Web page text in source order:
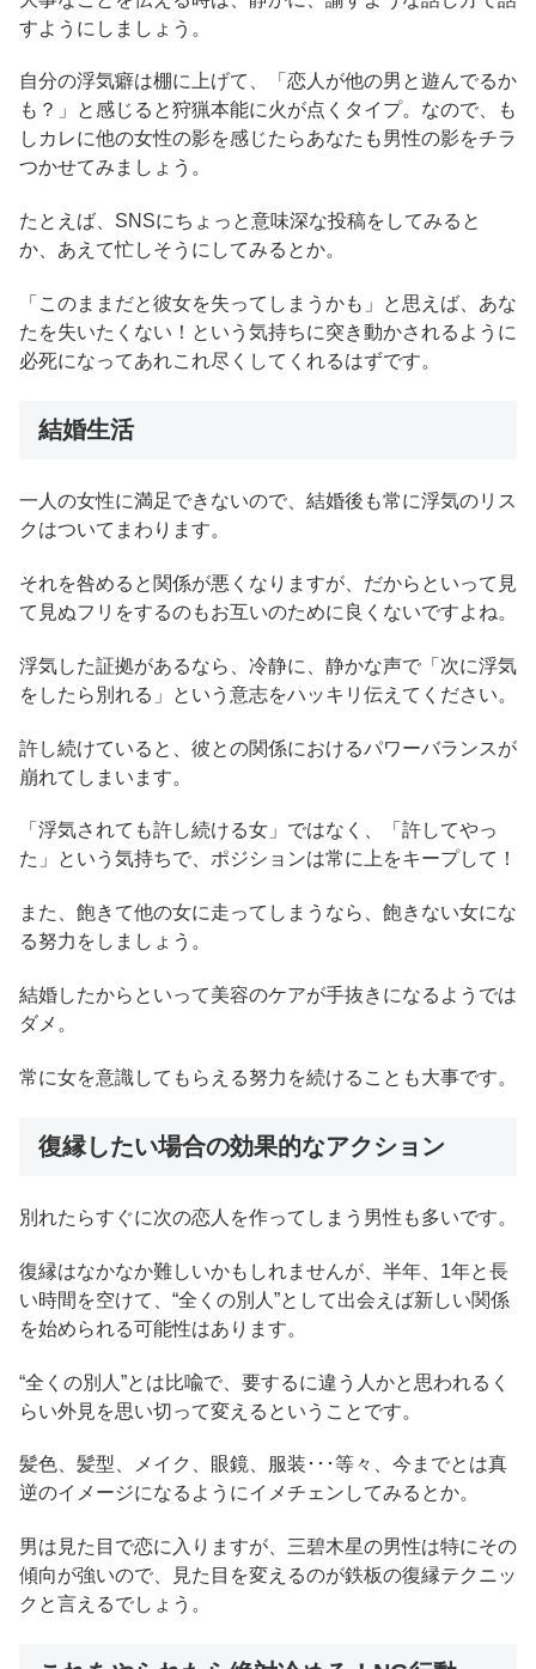
すようにしましょう。
自分の浮気癖は棚に上げて、「恋人が他の男と遊んでるか
も？」と感じると狩猟本能に火が点くタイプ。なので、も
しカレに他の女性の影を感じたらあなたも男性の影をチラ
つかせてみましょう。
たとえば、SNSにちょっと意味深な投稿をしてみると
か、あえて忙しそうにしてみるとか。
「このままだと彼女を失ってしまうかも」と思えば、あな
たを失いたくない！という気持ちに突き動かされるように
必死になってあれこれ尽くしてくれるはずです。
結婚生活
一人の女性に満足できないので、結婚後も常に浮気のリス
クはついてまわります。
それを咎めると関係が悪くなりますが、だからといって見
て見ぬフリをするのもお互いのために良くないですよね。
浮気した証拠があるなら、冷静に、静かな声で「次に浮気
をしたら別れる」という意志をハッキリ伝えてください。
許し続けていると、彼との関係におけるパワーバランスが
崩れてしまいます。
「浮気されても許し続ける女」ではなく、「許してやっ
た」という気持ちで、ポジションは常に上をキープして！
また、飽きて他の女に走ってしまうなら、飽きない女にな
る努力をしましょう。
結婚したからといって美容のケアが手抜きになるようでは
ダメ。
常に女を意識してもらえる努力を続けることも大事です。
復縁したい場合の効果的なアクション
別れたらすぐに次の恋人を作ってしまう男性も多いです。
復縁はなかなか難しいかもしれませんが、半年、1年と長
い時間を空けて、“全くの別人”として出会えば新しい関係
を始められる可能性はあります。
“全くの別人”とは比喩で、要するに違う人かと思われるく
らい外見を思い切って変えるということです。
髪色、髪型、メイク、眼鏡、服装･･･等々、今までとは真
逆のイメージになるようにイメチェンしてみるとか。
男は見た目で恋に入りますが、三碧木星の男性は特にその
傾向が強いので、見た目を変えるのが鉄板の復縁テクニッ
クと言えるでしょう。